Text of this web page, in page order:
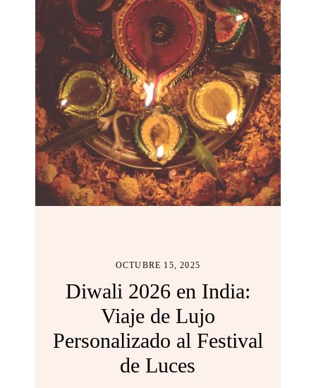
OCTUBRE 15, 2025
Diwali 2026 en India:
Viaje de Lujo
Personalizado al Festival
de Luces